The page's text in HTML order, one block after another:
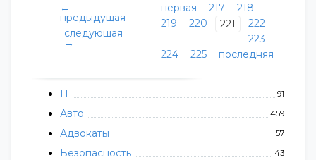
IT 91
Авто 459
Адвокаты 57
Безопасность 43
←
предыдущая
следующая
→
первая 217
218
219
220 221
222
223
224
225 последняя